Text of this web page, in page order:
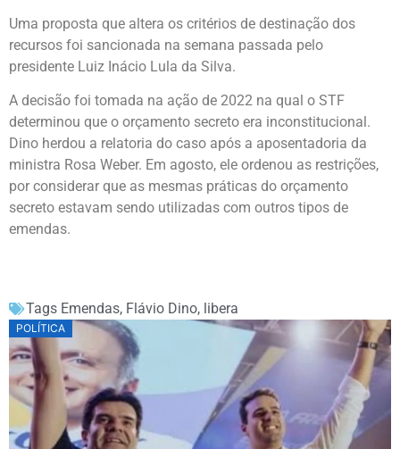
Uma proposta que altera os critérios de destinação dos
recursos foi sancionada na semana passada pelo
presidente Luiz Inácio Lula da Silva.
A decisão foi tomada na ação de 2022 na qual o STF
determinou que o orçamento secreto era inconstitucional.
Dino herdou a relatoria do caso após a aposentadoria da
ministra Rosa Weber. Em agosto, ele ordenou as restrições,
por considerar que as mesmas práticas do orçamento
secreto estavam sendo utilizadas com outros tipos de
emendas.
Tags Emendas, Flávio Dino, libera
POLÍTICA